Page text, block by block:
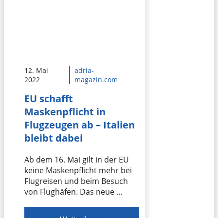
12. Mai
2022
adria-
magazin.com
EU schafft
Maskenpflicht in
Flugzeugen ab – Italien
bleibt dabei
Ab dem 16. Mai gilt in der EU
keine Maskenpflicht mehr bei
Flugreisen und beim Besuch
von Flughäfen. Das neue …